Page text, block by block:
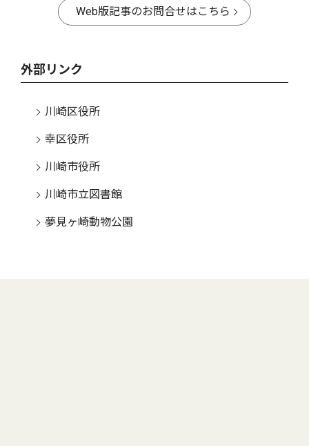
Web版記事のお問合せはこちら
外部リンク
川崎区役所
幸区役所
川崎市役所
川崎市立図書館
夢見ヶ崎動物公園